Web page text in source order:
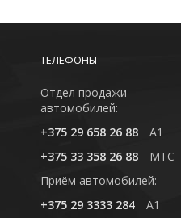
ТЕЛЕФОНЫ
Отдел продажи
автомобилей:
+375 29 658 26 88
A1
+375 33 358 26 88
MTC
Приём автомобилей:
+375 29 3333 284
A1